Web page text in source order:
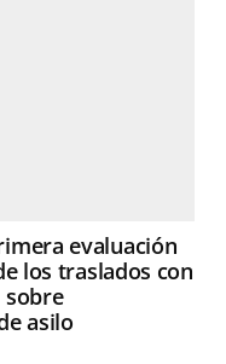
evaluación
los traslados con
sobre
asilo